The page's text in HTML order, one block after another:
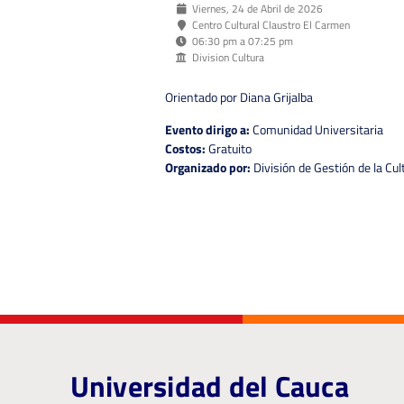
Viernes, 24 de Abril de 2026
Centro Cultural Claustro El Carmen
06:30 pm a 07:25 pm
Division Cultura
Orientado por Diana Grijalba
Evento dirigo a:Comunidad Universitaria
Costos:Gratuito
Organizado por: División de Gestión de la
Universidad del Cauca